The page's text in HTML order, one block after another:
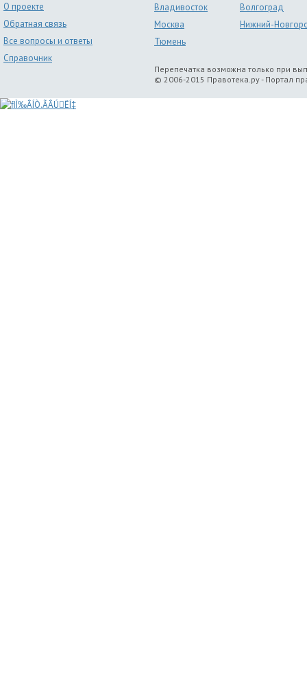
О проекте
Обратная связь
Все вопросы и ответы
Справочник
Владивосток
Волгоград
Москва
Нижний-
Тюмень
Перепечатка возможна только при
© 2006-2015 Правотека.ру - Портал